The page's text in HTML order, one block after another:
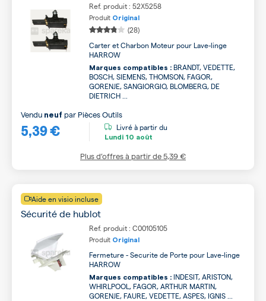
Ref. produit : 52X5258
Produit Original
(28)
Carter et Charbon Moteur pour Lave-linge
HARROW
Marques compatibles : BRANDT, VEDETTE,
BOSCH, SIEMENS, THOMSON, FAGOR,
GORENJE, SANGIORGIO, BLOMBERG, DE
DIETRICH ...
5,39 €
Vendu neuf par Pièces Outils
Livré à partir du
Lundi 10 août
Plus d’offres à partir de5,39 €
Aide en visio incluse
Sécurité de hublot
Ref. produit : C00105105
Produit Original
Fermeture - Securite de Porte pour Lave-linge
HARROW
Marques compatibles : INDESIT, ARISTON,
WHIRLPOOL, FAGOR, ARTHUR MARTIN,
GORENJE, FAURE, VEDETTE, ASPES, IGNIS ...